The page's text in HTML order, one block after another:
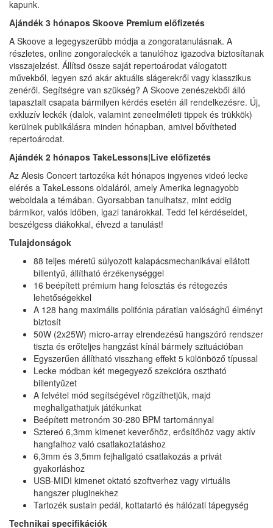
kapunk.
Ajándék 3 hónapos Skoove Premium előfizetés
A Skoove a legegyszerűbb módja a zongoratanulásnak. A
részletes, online zongoraleckék a tanulóhoz igazodva biztosítanak
visszajelzést. Állítsd össze saját repertoárodat válogatott
művekből, legyen szó akár aktuális slágerekről vagy klasszikus
zenéről. Segítségre van szükség? A Skoove zenészekből álló
tapasztalt csapata bármilyen kérdés esetén áll rendelkezésre. Új,
exkluzív leckék (dalok, valamint zeneelméleti tippek és trükkök)
kerülnek publikálásra minden hónapban, amivel bővítheted
repertoárodat.
Ajándék 2 hónapos TakeLessons|Live előfizetés
Az Alesis Concert tartozéka két hónapos ingyenes videó lecke
elérés a TakeLessons oldaláról, amely Amerika legnagyobb
weboldala a témában. Gyorsabban tanulhatsz, mint eddig
bármikor, valós időben, igazi tanárokkal. Tedd fel kérdéseidet,
beszélgess diákokkal, élvezd a tanulást!
Tulajdonságok
88 teljes méretű súlyozott kalapácsmechanikával ellátott
billentyű, állítható érzékenységgel
16 beépített prémium hang felosztás és rétegezés
lehetőségekkel
A 128 hang maximális polifónia páratlan valósághű élményt
biztosít
50W (2x25W) micro-array elrendezésű hangszóró rendszer
tiszta és erőteljes hangzást kínál bármely szituációban
Egyszerűen állítható visszhang effekt 5 különböző típussal
Lecke módban két megegyező szekcióra osztható
billentyűzet
A felvétel mód segítségével rögzíthetjük, majd
meghallgathatjuk játékunkat
Beépített metronóm 30-280 BPM tartománnyal
Sztereó 6,3mm kimenet keverőhöz, erősítőhöz vagy aktív
hangfalhoz való csatlakoztatáshoz
6,3mm és 3,5mm fejhallgató csatlakozás a privát
gyakorláshoz
USB-MIDI kimenet oktató szoftverhez vagy virtuális
hangszer pluginekhez
Tartozék sustain pedál, kottatartó és hálózati tápegység
Technikai specifikációk